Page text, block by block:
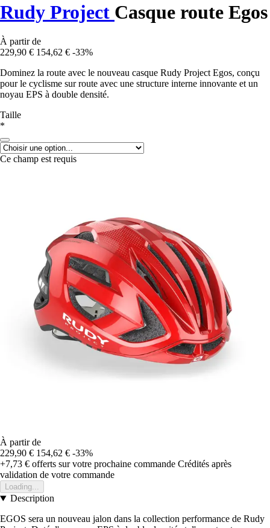
Rudy Project Casque route Egos
À partir de
229,90 € 154,62 € -33%
Dominez la route avec le nouveau casque Rudy Project Egos, conçu
pour le cyclisme sur route avec une structure interne innovante et un
noyau EPS à double densité.
Taille
*
Ce champ est requis
À partir de
229,90 € 154,62 € -33%
+7,73 € offerts sur votre prochaine commande Crédités après
validation de votre commande
Loading...
Description
EGOS sera un nouveau jalon dans la collection performance de Rudy